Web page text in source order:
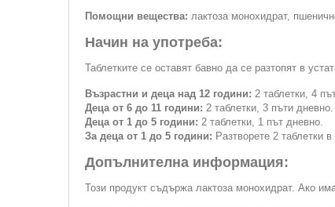
Помощни вещества: лактоза монохидрат,
Начин на употреба:
Таблетките се оставят бавно да се разтопят в
Възрастни и деца над 12 години: 2 таблетки, 4
Деца от 6 до 11 години: 2 таблетки, 3 пъти дневно.
Деца от 1 до 5 години: 2 таблетки, 1 път дневно.
За деца от 1 до 5 години: Разтворете 2 таблетки
Допълнителна информация:
Този продукт съдържа лактоза монохидрат. Ако